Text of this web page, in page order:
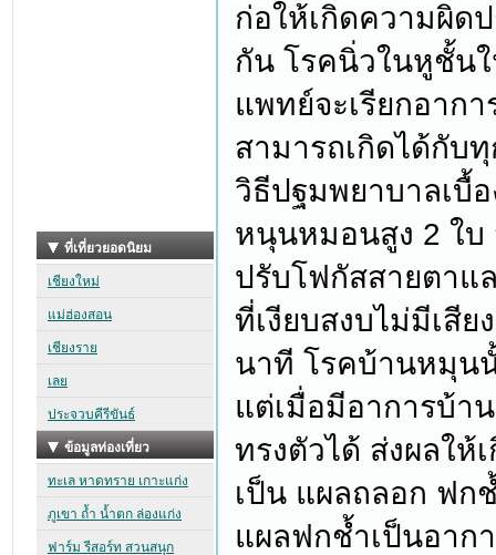
ก่อให้เกิดความผิด
กัน โรคนิ่วในหูชั้น
แพทย์จะเรียกอาก
สามารถเกิดได้กับ
วิธีปฐมพยาบาลเบื้
หนุนหมอนสูง 2 ใบ
ปรับโฟกัสสายตาแ
ที่เงียบสงบไม่มีเสี
นาที โรคบ้านหมุน
แต่เมื่อมีอาการบ้า
ทรงตัวได้ ส่งผลให้
เป็น แผลถลอก ฟก
แผลฟกช้ำเป็นอาก